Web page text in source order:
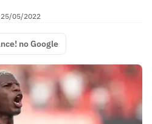
25/05/2022
no Google